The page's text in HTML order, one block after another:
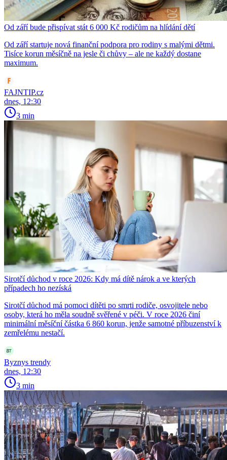
Od září bude přispívat stát 6 000 Kč rodičům na hlídání dětí
Od září startuje nová finanční podpora pro rodiny s malými dětmi.
Tisíce korun měsíčně na jesle či chůvy – ale ne každý dostane
maximum.
FAJNTIP.cz
dnes, 12:30
3 min
Sirotčí důchod v roce 2026: Kdy má dítě nárok a ve kterých
případech ho nezíská
Sirotčí důchod má pomoci dítěti po smrti rodiče, osvojitele nebo
osoby, která ho měla soudně svěřené v péči. V roce 2026 činí
minimální měsíční částka 6 860 korun, jenže samotné příbuzenství k
zemřelému nestačí.
Byznys trendy
dnes, 12:30
3 min